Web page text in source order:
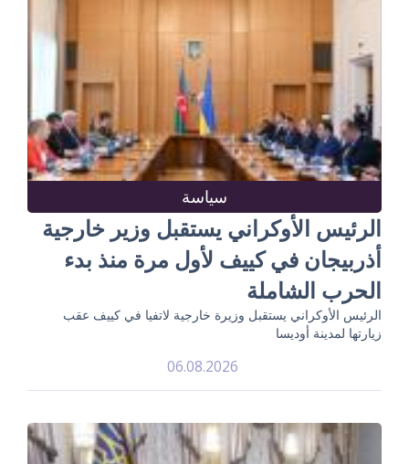
سياسة
الرئيس الأوكراني يستقبل وزير خارجية
أذربيجان في كييف لأول مرة منذ بدء
الحرب الشاملة
الرئيس الأوكراني يستقبل وزيرة خارجية لاتفيا في كييف عقب
زيارتها لمدينة أوديسا
06.08.2026